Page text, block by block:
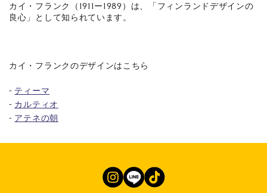
カイ・フランク（1911ー1989）は、「フィンランドデザインの
良心」として知られています。
カイ・フランクのデザインはこちら
- ティーマ
- カルティオ
- アテネの朝